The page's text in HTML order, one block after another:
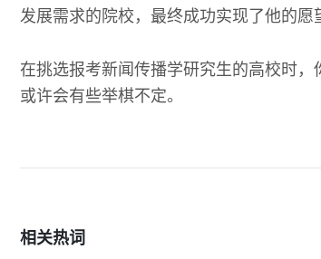
发展需求的院校，最终成功实现了他的愿
在挑选报考新闻传播学研究生的高校时
或许会有些举棋不定。
相关热词